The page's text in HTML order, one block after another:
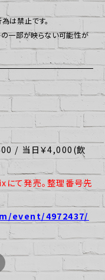
は禁止です。
一部が映らない可能性が
/ 当日￥4,000(飲
て発売。 整理番号先
event/4972437/